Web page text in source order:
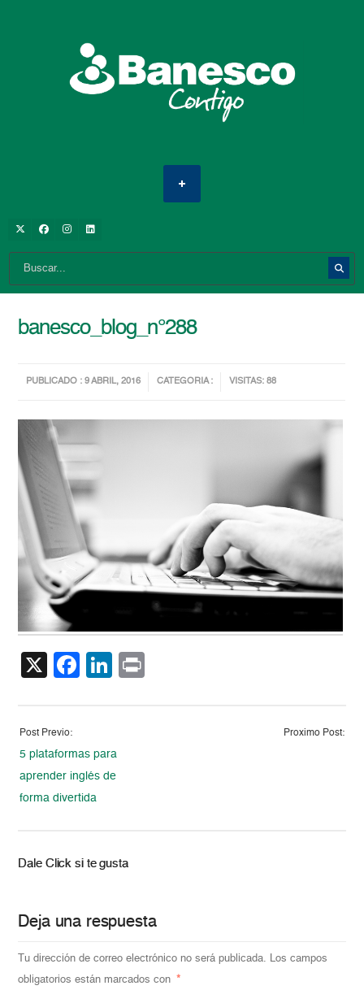
banesco_blog_n°288
PUBLICADO : 9 ABRIL, 2016 CATEGORIA : VISITAS: 88
X Facebook
LinkedIn
Post Previo:
5 plataformas para
aprender inglés de
forma divertida
Proximo Post:
Dale Click si te gusta
Deja una respuesta
Tu dirección de correo electrónico no será publicada. Los campos
obligatorios están marcados con *